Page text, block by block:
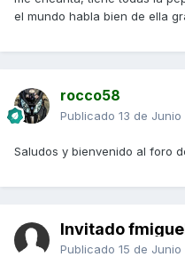
el mundo habla bien de ella
rocco58
Publicado 13 de Junio
Saludos y bienvenido al foro
Invitado
Publicado 15 de Junio